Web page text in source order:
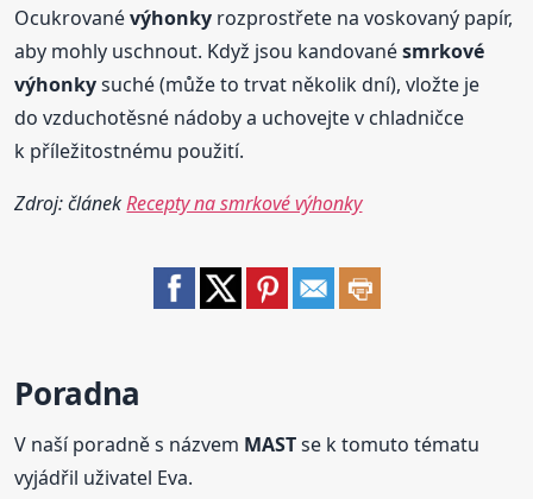
Ocukrovanévýhonky rozprostřete na voskovaný papír,
aby mohly uschnout. Když jsou kandovanésmrkové
výhonkysuché (může to trvat několik dní), vložte je
do vzduchotěsné nádoby a uchovejte v chladničce
k příležitostnému použití.
Zdroj: článekRecepty na smrkové výhonky
Poradna
V naší poradně s názvem MASTse k tomuto tématu
vyjádřil uživatel Eva.